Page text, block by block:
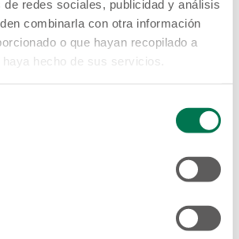
de redes sociales, publicidad y análisis
combinarla con otra información
o que hayan recopilado a
hecho de sus servicios.
de FEDECRÉDITO.